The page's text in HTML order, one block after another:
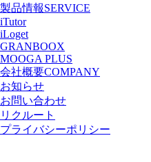
製品情報SERVICE
iTutor
iLoget
GRANBOOX
MOOGA PLUS
会社概要COMPANY
お知らせ
お問い合わせ
リクルート
プライバシーポリシー